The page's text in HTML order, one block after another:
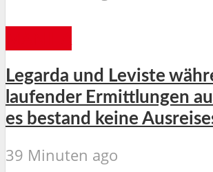
Legarda und Leviste
laufender Ermittlungen
es bestand keine
39 Minuten ago